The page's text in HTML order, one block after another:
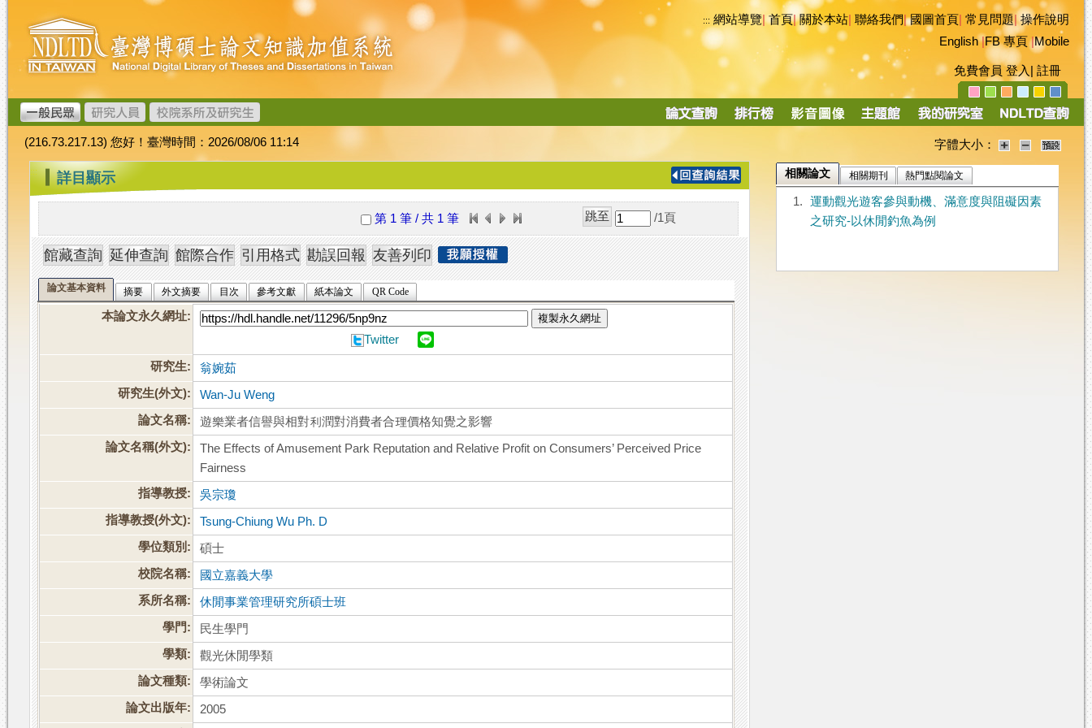
跳
到
主
要
內
容
臺
灣
博
碩
士
論
文
加
值
系
統
::: 網站導覽|首頁|關於本站 聯絡我們|國圖首頁 常見問題|操作說明
English|FB 專頁|Mobile
免費會員 登入 註冊
導
(216.73.217.13) 您好！臺灣時間：2026/08/06 11:14 字體大小：
::: 詳目顯示
第 1 筆 / 共 1 筆 /1 頁
論文基本資料 摘要 外文摘要 目次 參考文獻 紙本論文 QR Code
本論文永久網址: 複製永久網址
Twitter
研究生:
翁婉茹
研究生(外文):
Wan-Ju Weng
論文名稱:
遊樂業者信譽與相對利潤對消費者合理價格知覺之影響
論文名稱(外文):
The Effects of Amusement Park Reputation and Relative Profit on Consumers’ Perceived Price
Fairness
指導教授:
吳宗瓊
指導教授(外文):
Tsung-Chiung Wu Ph. D
學位類別:
碩士
校院名稱:
國立嘉義大學
系所名稱:
休閒事業管理研究所碩士班
學門:
民生學門
學類:
觀光休閒學類
論文種類:
學術論文
論文出版年:
2005
相關論文 相關期刊 熱門點閱論文
1.
運動觀光遊客參與動機、滿意度與阻礙因素
之研究-以休閒釣魚為例